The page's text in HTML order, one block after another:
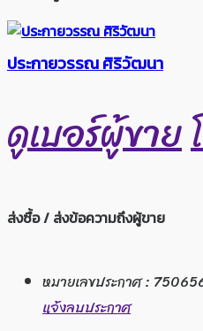
ประกายวรรณ ศิริวัฒนา
ดูเบอร์ผู้ขาย
ส่งซื้อ / ส่งข้อความถึงผู้ขาย
หมายเลขประกาศ :
แจ้งลบประกาศ